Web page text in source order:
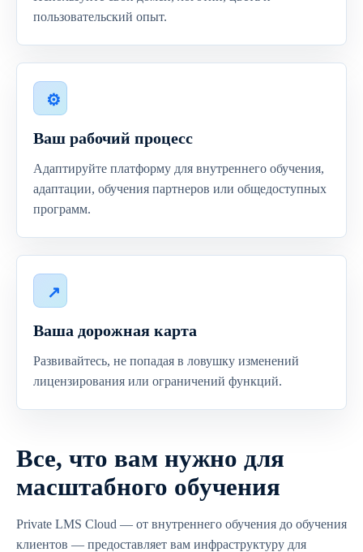
пользовательский опыт.
Ваш рабочий процесс
Адаптируйте платформу для внутреннего обучения,
адаптации, обучения партнеров или общедоступных
программ.
Ваша дорожная карта
Развивайтесь, не попадая в ловушку изменений
лицензирования или ограничений функций.
Все, что вам нужно для
масштабного обучения
Private LMS Cloud — от внутреннего обучения до обучения
клиентов — предоставляет вам инфраструктуру для